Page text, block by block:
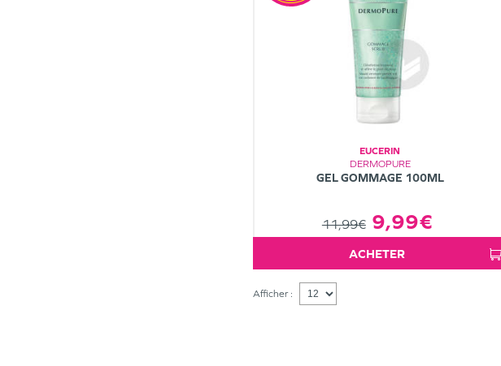
EUCERIN
DERMOPURE
GEL GOMMAGE 100ML
11,99€ 9,99€
ACHETER
Afficher :